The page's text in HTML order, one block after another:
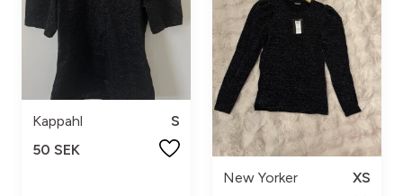
Kappahl
S
50 SEK
New Yorker
XS